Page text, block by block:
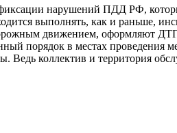
нарушений ПДД РФ,
выполнять, как и раньше,
движением, оформляют
порядок в местах проведения
Ведь коллектив и территория